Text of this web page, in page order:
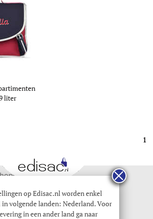
liter
1
op Edisac.nl worden enkel
in volgende landen: Nederland. Voor
in een ander land ga naar